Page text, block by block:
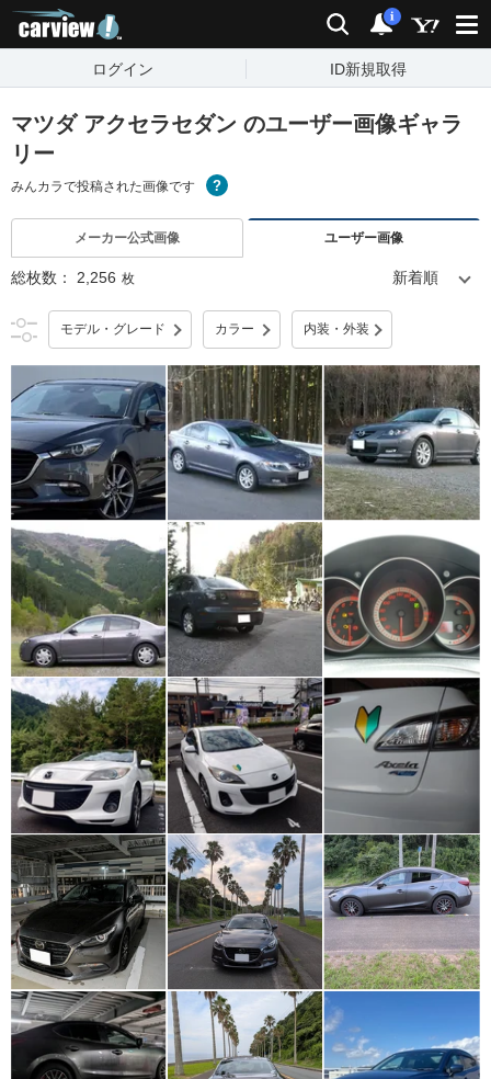
検索 通知
i
ログイン ID新規取得
マツダ アクセラセダン のユーザー画像ギャラ
リー
みんカラで投稿された画像です
メーカー公式画像 ユーザー画像
総枚数： 2,256 枚
モデル・グレード カラー 内装・外装